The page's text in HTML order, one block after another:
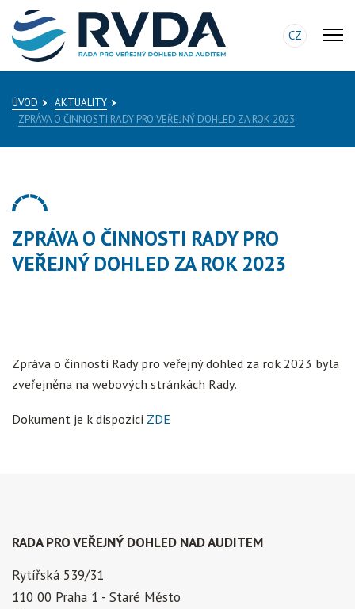
CZ
ÚVOD
AKTUALITY
ZPRÁVA O ČINNOSTI RADY PRO VEŘEJNÝ DOHLED ZA ROK 2023
ZPRÁVA O ČINNOSTI RADY PRO
VEŘEJNÝ DOHLED ZA ROK 2023
Zpráva o činnosti Rady pro veřejný dohled za rok 2023 byla
zveřejněna na webových stránkách Rady.
Dokument je k dispozici ZDE
RADA PRO VEŘEJNÝ DOHLED NAD AUDITEM
Rytířská 539/31
110 00 Praha 1 - Staré Město